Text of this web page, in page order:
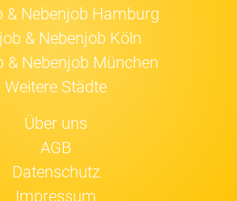
& Nebenjob Hamburg
& Nebenjob Köln
& Nebenjob München
Weitere Städte
Über uns
AGB
Datenschutz
Impressum